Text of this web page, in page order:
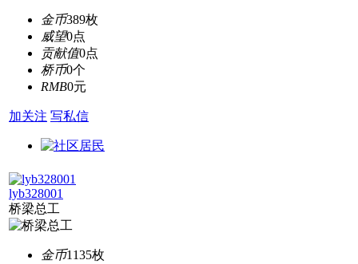
金币389枚
威望0点
贡献值0点
桥币0个
RMB0元
加关注 写私信
lyb328001
桥梁总工
金币1135枚